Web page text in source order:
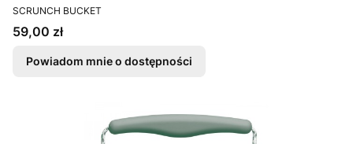
PRODUCENT
SCRUNCH BUCKET
Cena
59,00 zł
Powiadom mnie o dostępności